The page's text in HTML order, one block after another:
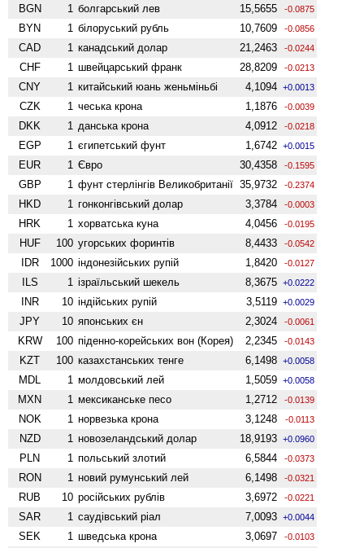
BGN 1 болгарський лев 15,5655 -0.0875
BYN 1 білоруський рубль 10,7609 -0.0856
CAD 1 канадський долар 21,2463 -0.0244
CHF 1 швейцарський франк 28,8209 -0.0213
CNY 1 китайський юань женьмiньбi 4,1094 +0.0013
CZK 1 чеська крона 1,1876 -0.0039
DKK 1 данська крона 4,0912 -0.0218
EGP 1 єгипетський фунт 1,6742 +0.0015
EUR 1 Євро 30,4358 -0.1595
GBP 1 фунт стерлінгів Велико­британії 35,9732 -0.2374
HKD 1 гонконгівський долар 3,3784 -0.0003
HRK 1 хорватська куна 4,0456 -0.0195
HUF 100 угорських форинтів 8,4433 -0.0542
IDR 1000 індонезійських рупій 1,8420 -0.0127
ILS 1 ізраїльський шекель 8,3675 +0.0222
INR 10 індійських рупій 3,5119 +0.0029
JPY 10 японських єн 2,3024 -0.0061
KRW 100 піденно-корейських вон (Корея) 2,2345 -0.0143
KZT 100 казахстанських тенге 6,1498 +0.0058
MDL 1 молдовський лей 1,5059 +0.0058
MXN 1 мексиканське песо 1,2712 -0.0139
NOK 1 норвезька крона 3,1248 -0.0113
NZD 1 ново­зеландський долар 18,9193 +0.0960
PLN 1 польський злотий 6,5844 -0.0373
RON 1 новий румунський лей 6,1498 -0.0321
RUB 10 російських рублів 3,6972 -0.0221
SAR 1 саудівський ріал 7,0093 +0.0044
SEK 1 шведська крона 3,0697 -0.0103